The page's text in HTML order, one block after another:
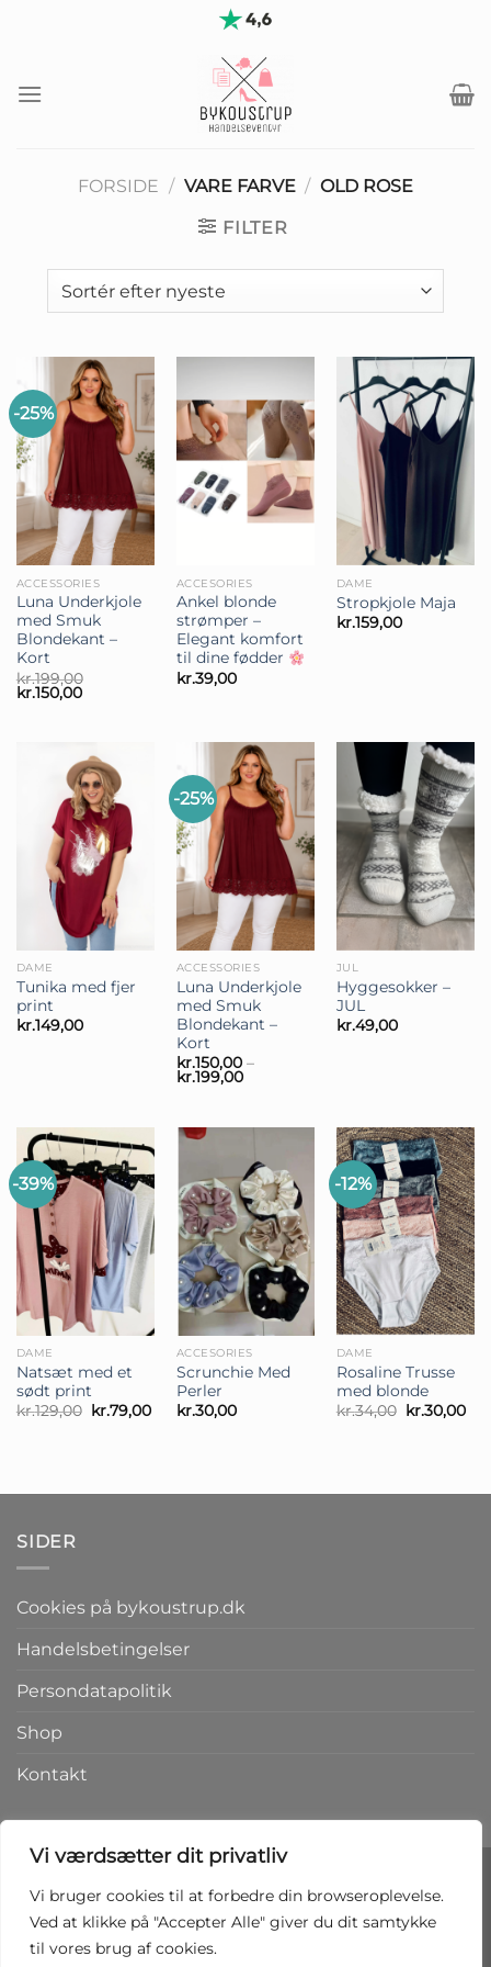
Vi værdsætter dit privatliv
Vi bruger cookies til at forbedre din browseroplevelse.
Ved at klikke på "Accepter Alle" giver du dit samtykke
til vores brug af cookies.
FORSIDE / VARE FARVE / OLD ROSE
FILTER
-25%
ACCESSORIES
Luna Underkjole
med Smuk
Blondekant –
Kort
kr.199,00
Den
oprindelige
kr.150,00Den
ACCESORIES
Ankel blonde
strømper –
Elegant komfort
til dine fødder
kr.39,00
DAME
Stropkjole Maja
kr.159,00
DAME
Tunika med fjer
print
kr.149,00
-25%
ACCESSORIES
Luna Underkjole
med Smuk
Blondekant –
Kort
kr.150,00 –
kr.199,00Prisinterval:
JUL
Hyggesokker –
JUL
kr.49,00
-39%
DAME
Natsæt med et
sødt print
kr.129,00 Den
oprindelige
kr.79,00Den
ACCESORIES
Scrunchie Med
Perler
kr.30,00
-12%
DAME
Rosaline Trusse
med blonde
kr.34,00 Den
oprindelige
kr.30,00
SIDER
Cookies på bykoustrup.dk
Handelsbetingelser
Persondatapolitik
Shop
Kontakt
Copyright 2026 ©bykoustrup.dk